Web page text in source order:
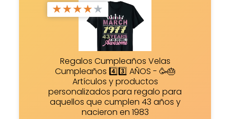
★★★★★
Regalos Cumpleaños Velas
Cumpleaños 4️⃣3️⃣ AÑOS - 🥳🎂
Artículos y productos
personalizados para regalo para
aquellos que cumplen 43 años y
nacieron en 1983